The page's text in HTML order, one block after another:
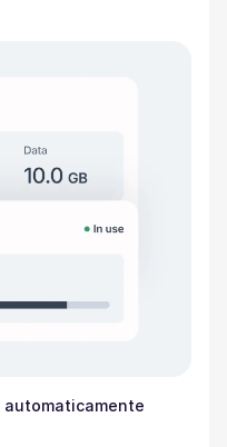
automaticamente